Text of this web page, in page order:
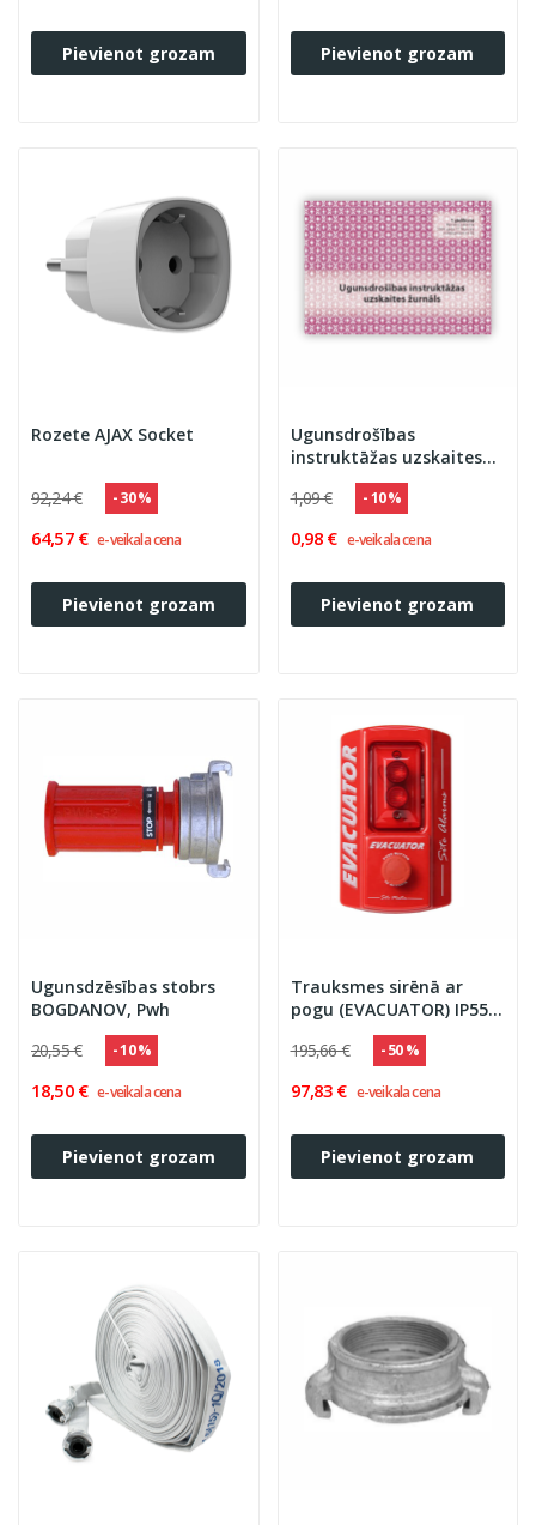
Pievienot grozam Pievienot grozam
Rozete AJAX Socket
92,24 € - 30 %
64,57 € e-veikala cena
Pievienot grozam
Ugunsdrošības
instruktāžas uzskaites
1,09 € - 10 %
0,98 € e-veikala cena
Pievienot grozam
Ugunsdzēsības stobrs
BOGDANOV, Pwh
20,55 €
- 10 %
18,50 € e-veikala cena
Pievienot grozam
Trauksmes sirēnā ar
pogu (EVACUATOR) IP55
195,66 € - 50 %
97,83 € e-veikala cena
Pievienot grozam